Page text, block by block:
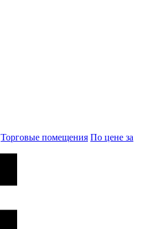
Торговые помещения По цене за